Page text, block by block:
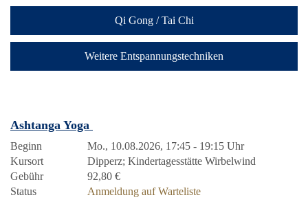
Qi Gong / Tai Chi
Weitere Entspannungstechniken
Ashtanga Yoga
Beginn
Mo., 10.08.2026, 17:45 - 19:15 Uhr
Kursort
Dipperz; Kindertagesstätte Wirbelwind
Gebühr
92,80 €
Status
Anmeldung auf Warteliste